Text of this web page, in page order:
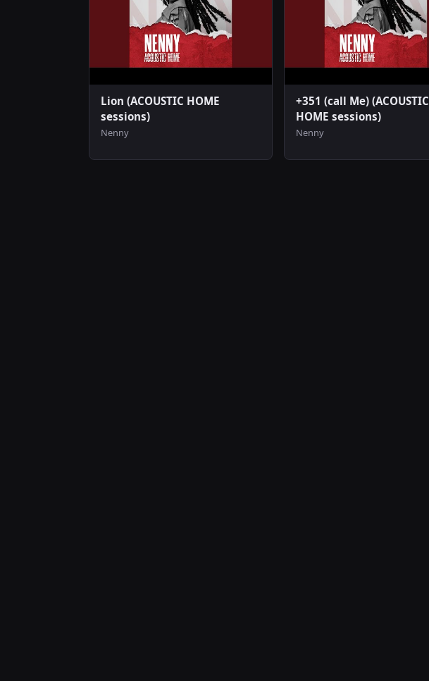
Lion (ACOUSTIC HOME
sessions)
Nenny
+351 (call Me) (ACOUSTIC
HOME sessions)
Nenny